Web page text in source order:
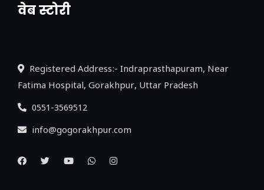
वेब स्टोरी
नया एक्सप्रेसवे: पूर्वांचल का लक, डेवलपमेंट का
Registered Address:- Indraprasthapuram, Near
Fatima Hospital, Gorakhpur, Uttar Pradesh
0551-3569512
info@gogorakhpur.com